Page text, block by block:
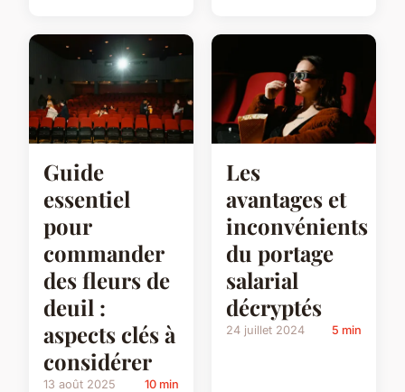
Guide
essentiel
pour
commander
des fleurs de
deuil :
aspects clés à
considérer
13 août 2025 10 min
Les
avantages et
inconvénients
du portage
salarial
décryptés
24 juillet 2024 5 min